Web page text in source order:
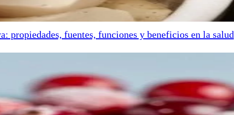
propiedades, fuentes, funciones y beneficios en la salud